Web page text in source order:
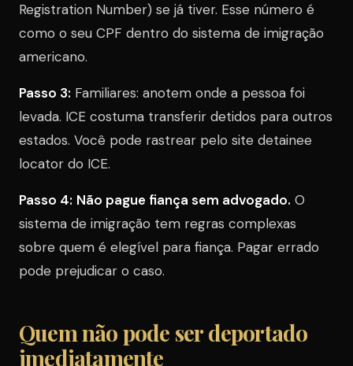
Registration Number) se já tiver. Esse número é
como o seu CPF dentro do sistema de imigração
americano.
Passo 3: Familiares: anotem onde a pessoa foi
levada. ICE costuma transferir detidos para outros
estados. Você pode rastrear pelo site detainee
locator do ICE.
Passo 4: Não pague fiança sem advogado. O
sistema de imigração tem regras complexas
sobre quem é elegível para fiança. Pagar errado
pode prejudicar o caso.
Quem não pode ser deportado
imediatamente